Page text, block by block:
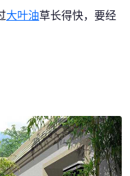
大叶油草长得快，要经